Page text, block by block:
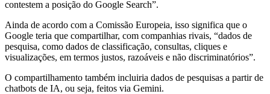
contestem a posição do Google Search”.
Ainda de acordo com a Comissão Europeia, isso significa que o
Google teria que compartilhar, com companhias rivais, “dados de
pesquisa, como dados de classificação, consultas, cliques e
visualizações, em termos justos, razoáveis e não discriminatórios”.
O compartilhamento também incluiria dados de pesquisas a partir de
chatbots de IA, ou seja, feitos via Gemini.